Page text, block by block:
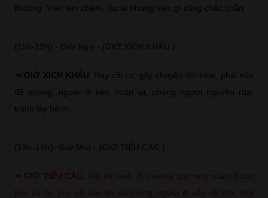
thường. Việc làm chậm, lâu la nhưng việc gì cũng chắc chắn.
(11h-13h) - Giờ Ngọ - (GIỜ XÍCH KHẨU )
⇒ GIỜ XÍCH KHẨU : Hay cãi cọ, gây chuyện đói kém, phải nên
đề phòng, người đi nên hoãn lại, phòng người nguyền rủa,
tránh lây bệnh.
(13h-15h)- Giờ Mùi - (GIỜ TIỂU CÁC )
⇒ GIỜ TIỂU CÁC
Rất tốt lành, đi thường gặp may mắn. Buôn
bán có lời, phụ nữ báo tin vui mừng, người đi sắp về nhà, mọi